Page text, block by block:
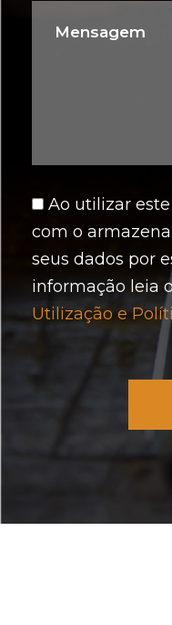
Ao utilizar
com o
seus dados por
informação leia
Utilização e